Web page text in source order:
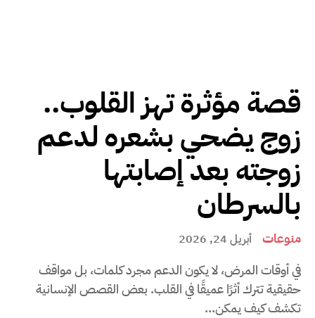
قصة مؤثرة تهز القلوب..
زوج يضحي بشعره لدعم
زوجته بعد إصابتها
بالسرطان
منوعات أبريل 24, 2026
في أوقات المرض، لا يكون الدعم مجرد كلمات، بل مواقف
حقيقية تترك أثرًا عميقًا في القلب. بعض القصص الإنسانية
تكشف كيف يمكن...